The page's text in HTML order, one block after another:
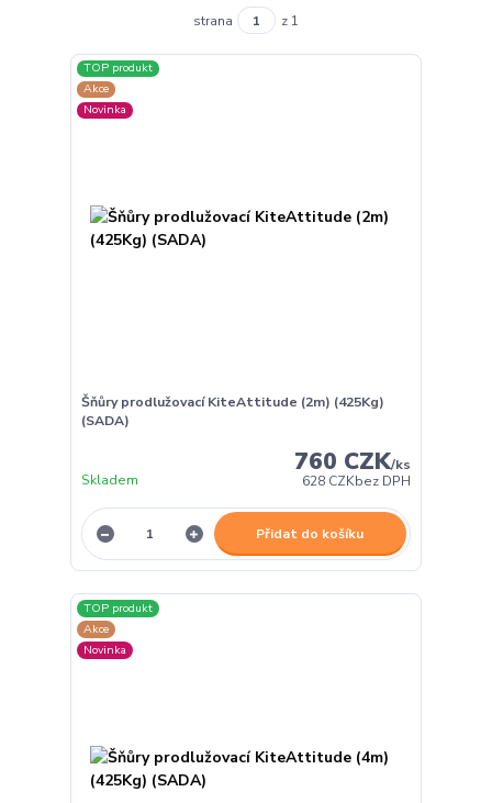
strana z 1
TOP produkt
Akce
Novinka
Šňůry prodlužovací KiteAttitude (2m) (425Kg)
(SADA)
760 CZK/ks
628 CZKbez DPH
Skladem
Přidat do košíku
TOP produkt
Akce
Novinka